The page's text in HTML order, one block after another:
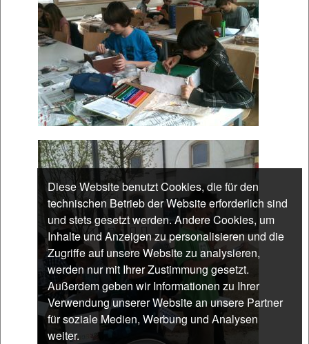
Diese Website benutzt Cookies, die für den
technischen Betrieb der Website erforderlich sind
und stets gesetzt werden. Andere Cookies, um
Inhalte und Anzeigen zu personalisieren und die
Zugriffe auf unsere Website zu analysieren,
werden nur mit Ihrer Zustimmung gesetzt.
Außerdem geben wir Informationen zu Ihrer
Verwendung unserer Website an unsere Partner
für soziale Medien, Werbung und Analysen
weiter.